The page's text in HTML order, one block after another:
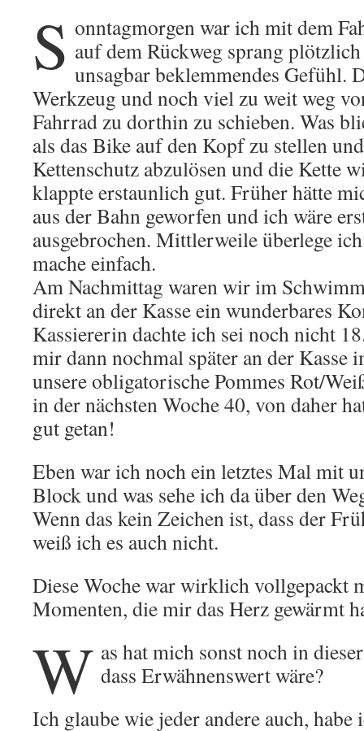
S onntagmorgen war ich mit dem
auf dem Rückweg sprang
unsagbar beklemmendes Gefühl.
Werkzeug und noch viel zu weit weg
Fahrrad zu dorthin zu schieben. Was
als das Bike auf den Kopf zu stellen
Kettenschutz abzulösen und die Kette
klappte erstaunlich gut. Früher hätte
aus der Bahn geworfen und ich wäre
ausgebrochen. Mittlerweile überlege
mache einfach.
Am Nachmittag waren wir im
direkt an der Kasse ein wunderbares
Kassiererin dachte ich sei noch nicht
mir dann nochmal später an der Kasse
unsere obligatorische Pommes Rot/
in der nächsten Woche 40, von daher
gut getan!
Eben war ich noch ein letztes Mal mit
Block und was sehe ich da über den
Wenn das kein Zeichen ist, dass der
weiß ich es auch nicht.
Diese Woche war wirklich vollgepackt
Momenten, die mir das Herz gewärmt
W as hat mich sonst noch in
dass Erwähnenswert wäre?
Ich glaube wie jeder andere auch,